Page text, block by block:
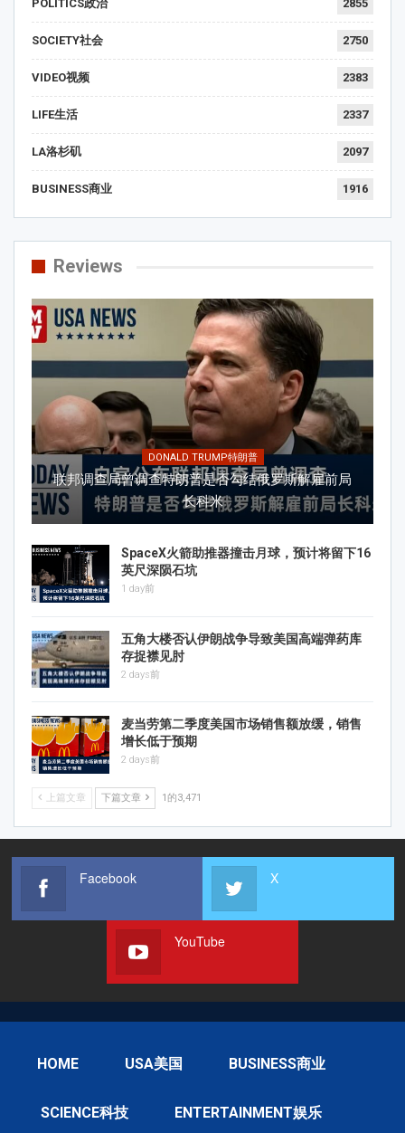
POLITICS政治 2855
SOCIETY社会 2750
VIDEO视频 2383
LIFE生活 2337
LA洛杉矶 2097
BUSINESS商业 1916
Reviews
DONALD TRUMP特朗普
联邦调查局曾调查特朗普是否勾结俄罗斯解雇前局
长科米
SpaceX火箭助推器撞击月球，预计将留下16
英尺深陨石坑
1 day前
五角大楼否认伊朗战争导致美国高端弹药库
存捉襟见肘
2 days前
麦当劳第二季度美国市场销售额放缓，销售
增长低于预期
2 days前
上篇文章 下篇文章 1的3,471
Facebook X
YouTube
HOME USA美国 BUSINESS商业
SCIENCE科技 ENTERTAINMENT娱乐